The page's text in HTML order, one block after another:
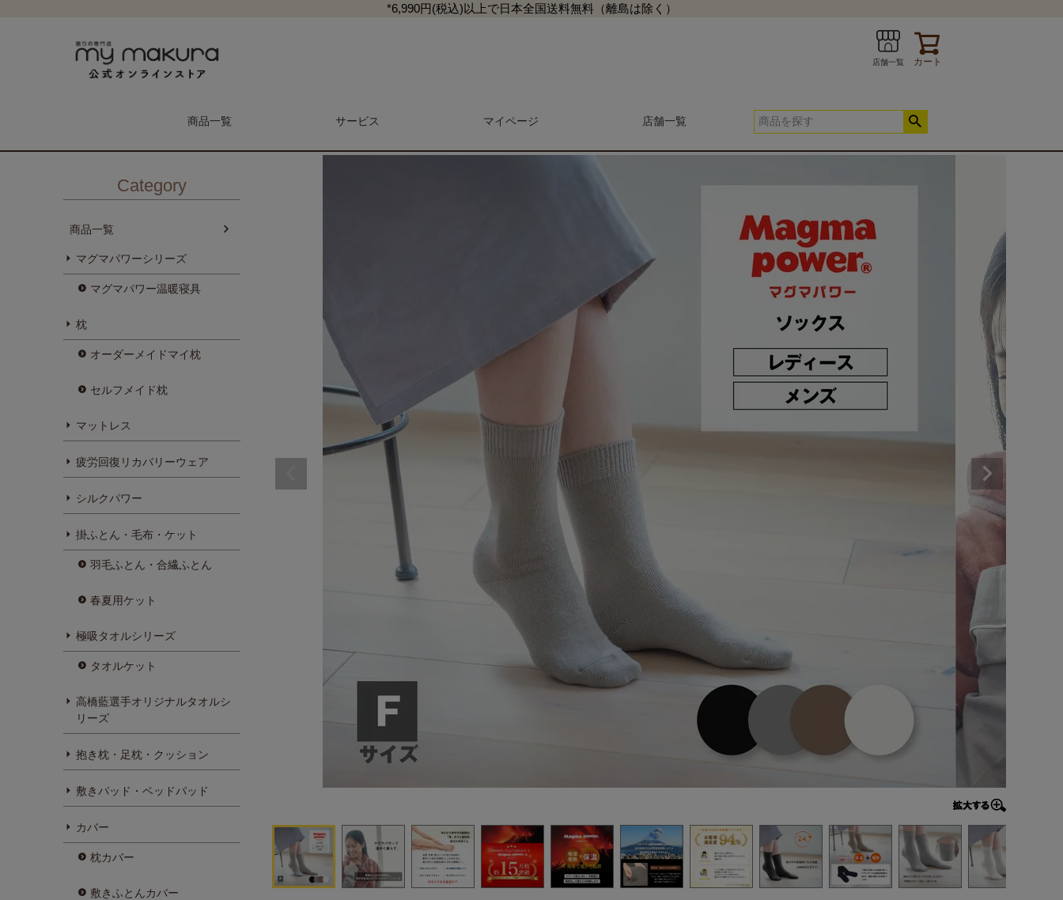
*6,990円(税込)以上で日本全国送料無料（離島は除く）
店舗一覧 カート
商品一覧
抱き枕・クッション 春夏快適寝具
サービス
メンテナンス予約 お問い合わせ
マイページ 店舗一覧
検索
Category
商品一覧
マグマパワーシリーズ
マグマパワー温暖寝具
枕
オーダーメイドマイ枕
セルフメイド枕
マットレス
疲労回復リカバリーウェア
シルクパワー
掛ふとん・毛布・ケット
羽毛ふとん・合繊ふとん
春夏用ケット
極吸タオルシリーズ
タオルケット
高橋藍選手オリジナルタオルシ
リーズ
抱き枕・足枕・クッション
敷きパッド・ベッドパッド
カバー
枕カバー
敷きふとんカバー